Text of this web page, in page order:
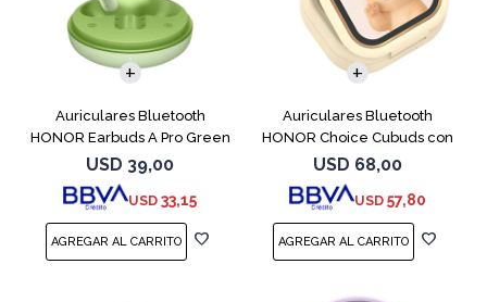
Auriculares Bluetooth
HONOR Earbuds A Pro Green
USD 39,00
USD 33,15
Auriculares Bluetooth
HONOR Choice Cubuds con
Pantalla Beige
USD 68,00
USD 57,80